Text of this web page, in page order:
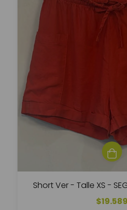
Short Ver - Talle XS -
$19.589